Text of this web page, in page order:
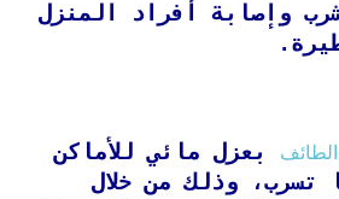
وإصابة أفراد المنزل
بعزل مائي للأماكن
تسرب، وذلك من خلال